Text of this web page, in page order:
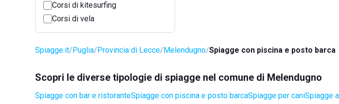
Corsi di kitesurfing
Corsi di vela
Spiagge.it Puglia Provincia di Lecce Melendugno Spiagge con piscina e posto barca
Scopri le diverse tipologie di spiagge nel comune di Melendugno
Spiagge con bar e ristoranteSpiagge con piscina e posto barcaSpiagge per caniSpiagge